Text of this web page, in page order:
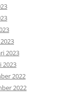
2023
2023
2022
2022